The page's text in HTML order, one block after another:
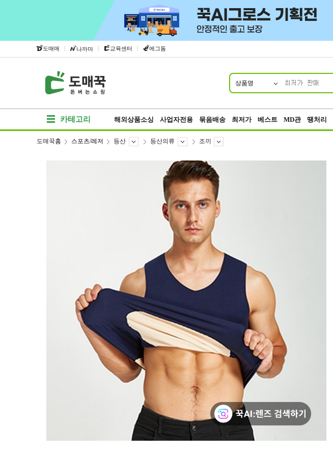
도매매 | 나까마 | 교육센터 | 에그돔
상품명
카테고리 해외상품소싱 사업자전용 묶음배송 최저가 베스트 MD관 땡처리
도매꾹홈 스포츠/레저 등산 등산의류 조끼